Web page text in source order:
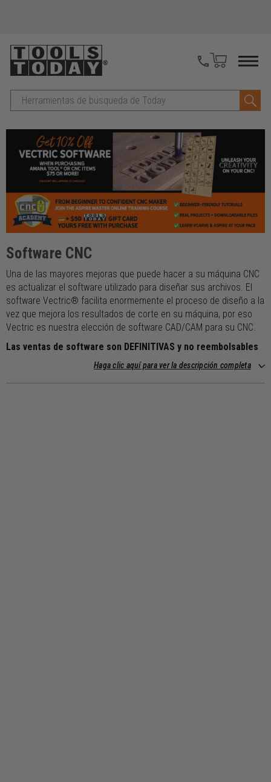
Buscar
en
Software CNC
Una de las mayores mejoras que puede hacer a su máquina CNC
es actualizar el software utilizado para diseñar sus archivos. El
software Vectric® facilita enormemente el proceso de diseño a la
vez que mejora los resultados de corte en su máquina, por eso
Vectric es nuestra elección de software CAD/CAM para su CNC.
Las ventas de software son DEFINITIVAS y no reembolsables
Haga clic aquí para ver la descripción completa